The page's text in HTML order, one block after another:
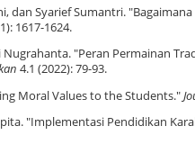
dan Syarief Sumantri.
1617-1624.
Nugrahanta. "Peran Permainan
4.1 (2022): 79-93.
Moral Values to the Students."
"Implementasi Pendidikan